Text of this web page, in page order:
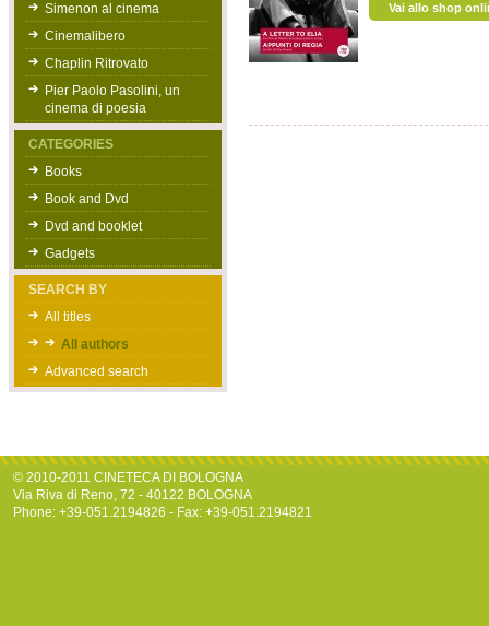
Simenon al cinema
Cinemalibero
Chaplin Ritrovato
Pier Paolo Pasolini, un
cinema di poesia
CATEGORIES
Books
Book and Dvd
Dvd and booklet
Gadgets
SEARCH BY
All titles
All authors
Advanced search
Vai allo shop
© 2010-2011 CINETECA DI BOLOGNA
Via Riva di Reno, 72 - 40122 BOLOGNA
Phone: +39-051.2194826 - Fax: +39-051.2194821